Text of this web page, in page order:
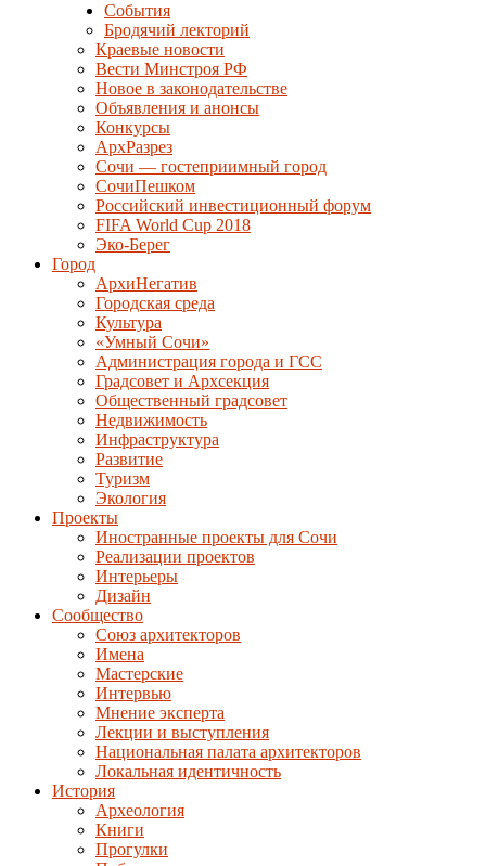
События
Бродячий лекторий
Краевые новости
Вести Минстроя РФ
Новое в законодательстве
Объявления и анонсы
Конкурсы
АрхРазрез
Сочи — гостеприимный город
СочиПешком
Российский инвестиционный форум
FIFA World Cup 2018
Эко-Берег
Город
АрхиНегатив
Городская среда
Культура
«Умный Сочи»
Администрация города и ГСС
Градсовет и Архсекция
Общественный градсовет
Недвижимость
Инфраструктура
Развитие
Туризм
Экология
Проекты
Иностранные проекты для Сочи
Реализации проектов
Интерьеры
Дизайн
Сообщество
Союз архитекторов
Имена
Мастерские
Интервью
Мнение эксперта
Лекции и выступления
Национальная палата архитекторов
Локальная идентичность
История
Археология
Книги
Прогулки